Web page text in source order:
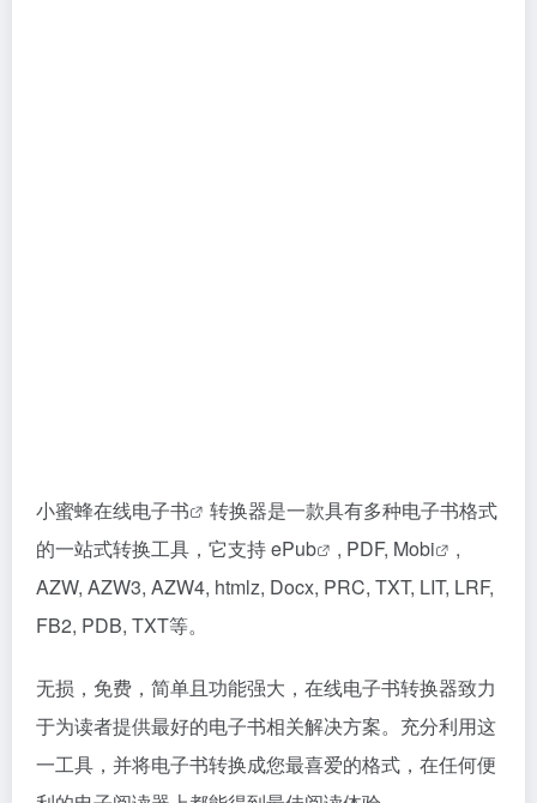
小蜜蜂在线电子书
转换器是一款具有多种电子书格式
的一站式转换工具，它支持ePub , PDF, Mobi
,
AZW, AZW3, AZW4, htmlz, Docx, PRC, TXT, LIT, LRF,
FB2, PDB, TXT等。
无损，免费，简单且功能强大，在线电子书转换器致力
于为读者提供最好的电子书相关解决方案。充分利用这
一工具，并将电子书转换成您最喜爱的格式，在任何便